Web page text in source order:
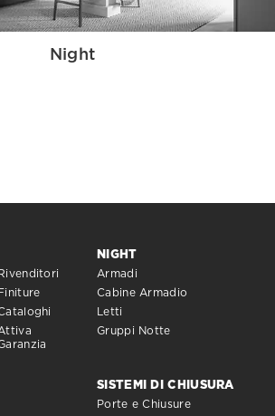
Night
Rivenditori
Finiture
NIGHT
Armadi
Cabine Armadio
Letti
Gruppi Notte
SISTEMI DI CHIUSURA
Porte e Chiusure